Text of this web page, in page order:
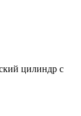
цилиндр с